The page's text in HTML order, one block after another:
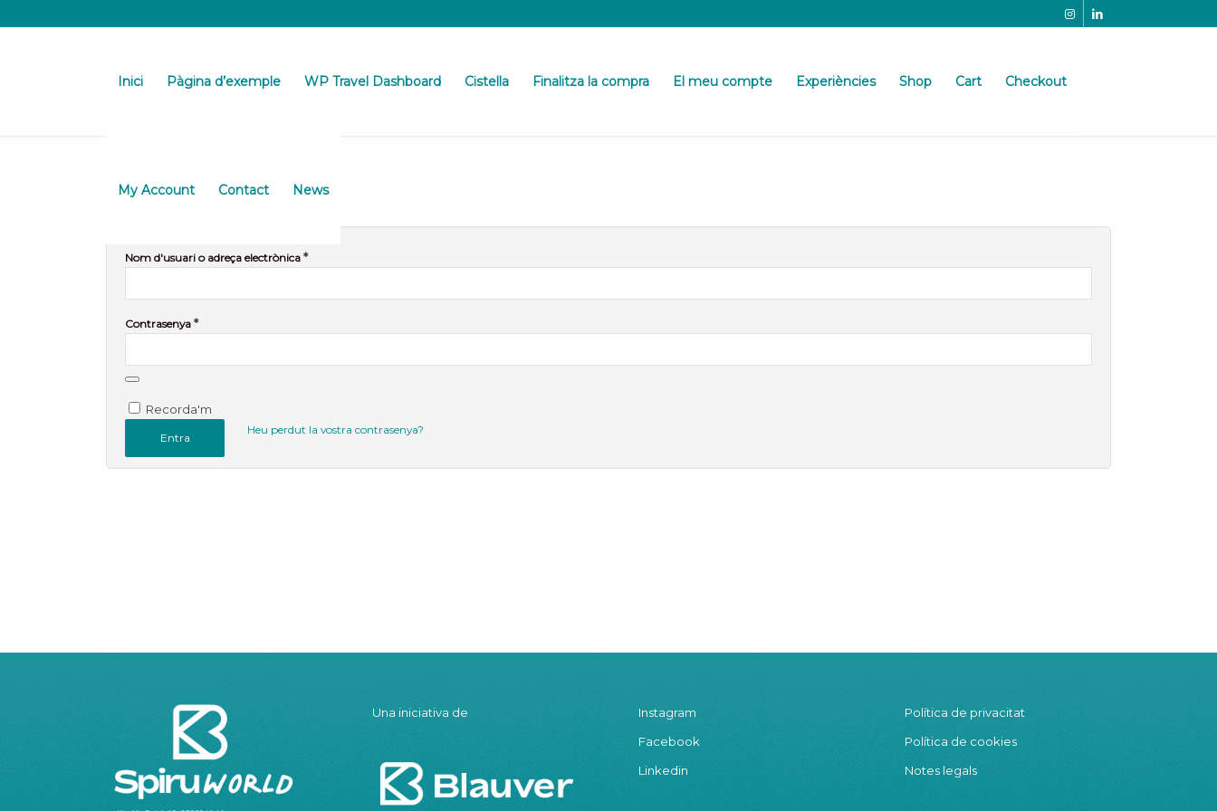
Inici Pàgina d’exemple WP Travel Dashboard Cistella Finalitza la compra El meu compte Experiències Shop Cart Checkout
My Account Contact News
Inicia una sessió
Nom d'usuari o adreça electrònica*
Contrasenya*
Recorda'm
Entra
Heu perdut la vostra contrasenya?
Una iniciativa de Instagram
Facebook
Linkedin
Política de privacitat
Política de cookies
Notes legals